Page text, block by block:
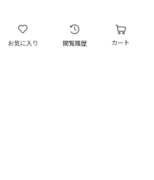
お気に入り 閲覧履歴 カート